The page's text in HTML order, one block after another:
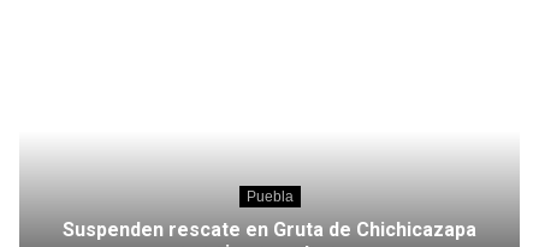
Puebla
Suspenden rescate en Gruta de Chichicazapa